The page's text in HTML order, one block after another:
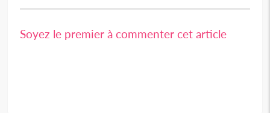
Soyez le premier à commenter cet article